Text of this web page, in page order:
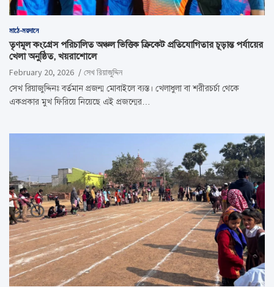
মাঠে-ময়দানে
তৃণমূল কংগ্রেস পরিচালিত অঞ্চল ভিত্তিক ক্রিকেট প্রতিযোগিতার চূড়ান্ত পর্যায়ের
খেলা অনুষ্ঠিত, খয়রাশোলে
February 20, 2026
সেখ রিয়াজুদ্দিন
সেখ রিয়াজুদ্দিনঃ বর্তমান প্রজন্ম মোবাইলে ব্যস্ত। খেলাধুলা বা শরীরচর্চা থেকে
একপ্রকার মুখ ফিরিয়ে নিয়েছে এই প্রজন্মের…